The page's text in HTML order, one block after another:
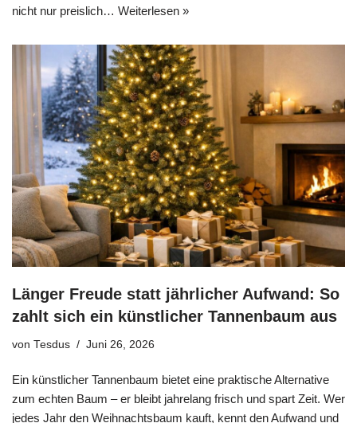
nicht nur preislich… Weiterlesen »
Länger Freude statt jährlicher Aufwand: So
zahlt sich ein künstlicher Tannenbaum aus
von Tesdus Juni 26, 2026
Ein künstlicher Tannenbaum bietet eine praktische Alternative
zum echten Baum – er bleibt jahrelang frisch und spart Zeit. Wer
jedes Jahr den Weihnachtsbaum kauft, kennt den Aufwand und